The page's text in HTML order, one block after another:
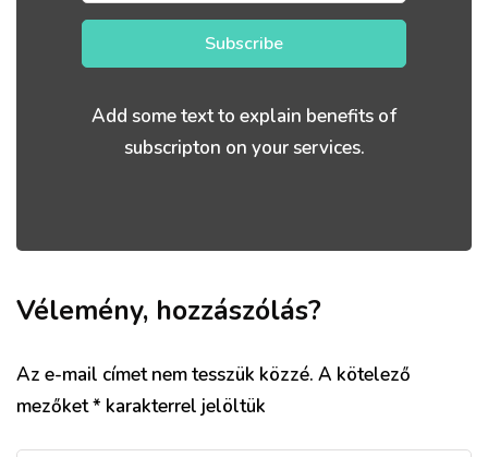
Subscribe
Add some text to explain benefits of
subscripton on your services.
Vélemény, hozzászólás?
Az e-mail címet nem tesszük közzé. A kötelező
mezőket* karakterrel jelöltük